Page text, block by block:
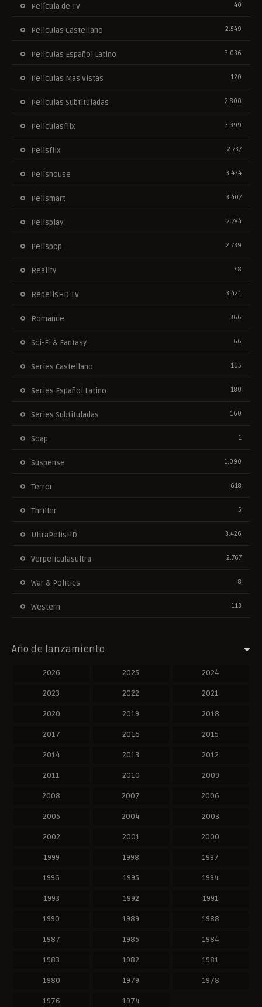
Película de TV 40
Peliculas Castellano 2.549
Peliculas Español Latino 3.036
Peliculas Mas Vistas 120
Peliculas Subtituladas 2.800
Peliculasflix 3.399
Pelisflix 2.737
Pelishouse 3.434
Pelismart 3.407
Pelisplay 2.784
Pelispop 2.739
Reality 48
RepelisHD.TV 3.421
Romance 366
Sci-Fi & Fantasy 66
Series Castellano 165
Series Español Latino 180
Series Subtituladas 160
Soap 1
Suspense 1.090
Terror 618
Thriller 5
UltraPelisHD 3.426
Verpeliculasultra 2.767
War & Politics 8
Western 113
Año de lanzamiento
2026 2025 2024
2023 2022 2021
2020 2019 2018
2017 2016 2015
2014 2013 2012
2011 2010 2009
2008 2007 2006
2005 2004 2003
2002 2001 2000
1999 1998 1997
1996 1995 1994
1993 1992 1991
1990 1989 1988
1987 1985 1984
1983 1982 1981
1980 1979 1978
1976 1974